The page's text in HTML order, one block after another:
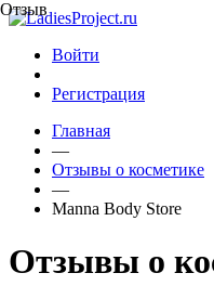
Войти
Регистрация
Главная
—
Отзывы о косметике
—
Manna Body Store
Отзывы о
Отзыв